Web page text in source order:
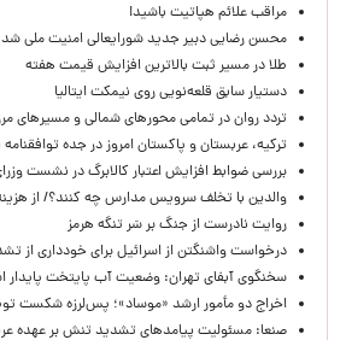
مراقب علائم هپاتیت باشید!
محسن رضایی دبیر جدید شورایعالی امنیت ملی شد
طلا در مسیر ثبت بالاترین افزایش قیمت هفته
دستیار سابق قلعه‌نویی روی نیمکت ایتالیا
تردد روان در تمامی محورهای شمالی و مسیرهای
ترکیه، عربستان و پاکستان امروز در جده
بررسی ضوابط افزایش اعتبار کالابرگ در نشست
والدین با تخلف سرویس مدارس چه کنند؟/ از
روایت نادرست از جنگ بر سَر تنگه هرمز
درخواست واشنگتن از اسرائیل برای خودداری از
سخنگوی آبفای تهران: وضعیت آب پایتخت پایدار
اخراج دو مأمور ارشد «موساد»؛ پس‌لرزه شکست
صنعا: مسئولیت پیامدهای تشدید تنش بر عهده